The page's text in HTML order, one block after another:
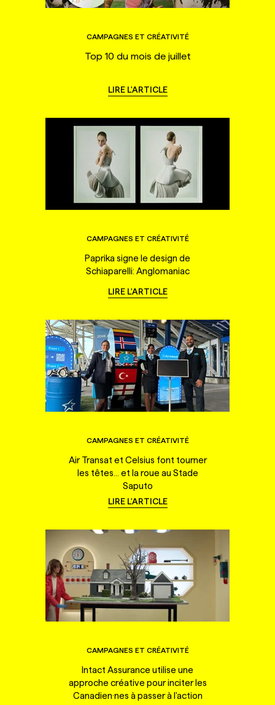
CAMPAGNES ET CRÉATIVITÉ
Top 10 du mois de juillet
LIRE L'ARTICLE
CAMPAGNES ET CRÉATIVITÉ
Paprika signe le design de
Schiaparelli: Anglomaniac
LIRE L'ARTICLE
CAMPAGNES ET CRÉATIVITÉ
Air Transat et Celsius font tourner
les têtes... et la roue au Stade
Saputo
LIRE L'ARTICLE
CAMPAGNES ET CRÉATIVITÉ
Intact Assurance utilise une
approche créative pour inciter les
Canadien·nes à passer à l'action